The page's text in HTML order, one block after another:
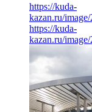
https://kuda-
kazan.ru/
https://kuda-
kazan.ru/